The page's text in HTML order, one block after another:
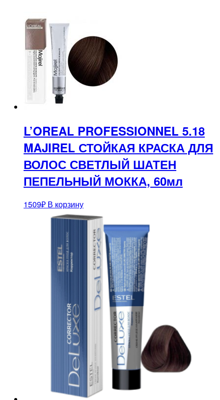
L’OREAL PROFESSIONNEL 5.18
MAJIREL СТОЙКАЯ КРАСКА ДЛЯ
ВОЛОС СВЕТЛЫЙ ШАТЕН
ПЕПЕЛЬНЫЙ МОККА, 60мл
1509₽ В корзину